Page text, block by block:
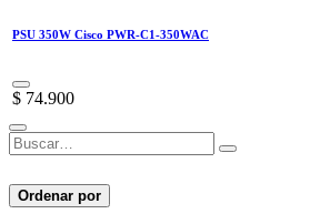
PSU 350W Cisco PWR-C1-350WAC
$ 74.900
Ordenar por